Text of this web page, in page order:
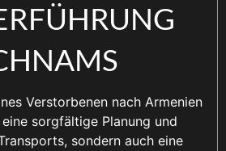
Verstorbenen nach Armenien
sorgfältige Planung und
sondern auch eine